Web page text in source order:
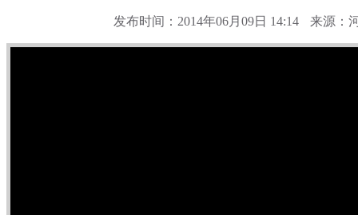
发布时间：2014年06月09日 14:14 来源：